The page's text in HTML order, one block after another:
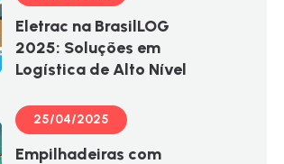
Eletrac na BrasilLOG
2025: Soluções em
Logística de Alto Nível
25/04/2025
Empilhadeiras com